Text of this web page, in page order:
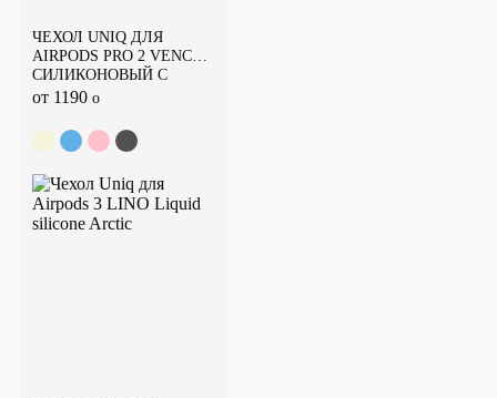
ЧЕХОЛ UNIQ ДЛЯ
AIRPODS PRO 2 VENCER
СИЛИКОНОВЫЙ С
КАРАБИНОМ
от 1190 o